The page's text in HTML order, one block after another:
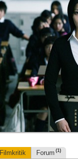
Filmkritik Forum (1)